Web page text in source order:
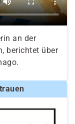
an der
berichtet über